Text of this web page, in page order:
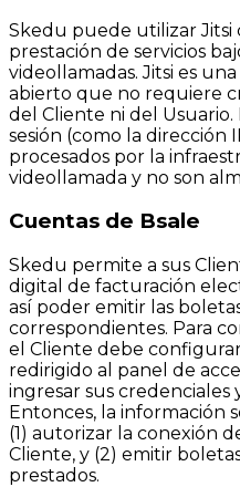
Skedu puede utilizar Jitsi
prestación de servicios
videollamadas. Jitsi es
abierto que no requiere
del Cliente ni del Usuario.
sesión (como la dirección
procesados por la
videollamada y no son
Cuentas de Bsale
Skedu permite a sus
digital de facturación
así poder emitir las
correspondientes. Para
el Cliente debe
redirigido al panel de
ingresar sus
Entonces, la información
(1) autorizar la conexión
Cliente, y (2) emitir
prestados.